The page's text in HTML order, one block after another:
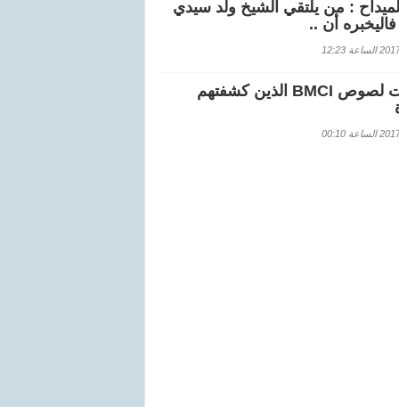
: من يلتقي الشيخ ولد سيدي
أن ..
12:23
هويات لصوص BMCI الذين كشفتهم
00:10